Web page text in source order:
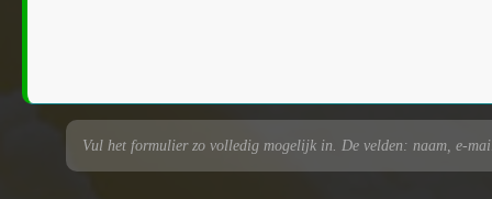
Vul het formulier zo volledig mogelijk in. De velden: naam, e-